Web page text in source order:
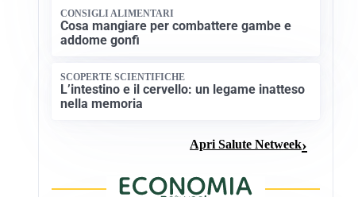
CONSIGLI ALIMENTARI
Cosa mangiare per combattere gambe e
addome gonfi
SCOPERTE SCIENTIFICHE
L’intestino e il cervello: un legame inatteso
nella memoria
Apri Salute Netweek